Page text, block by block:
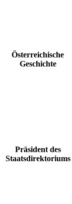
Österreichische
Geschichte
Präsident des
Staatsdirektoriums